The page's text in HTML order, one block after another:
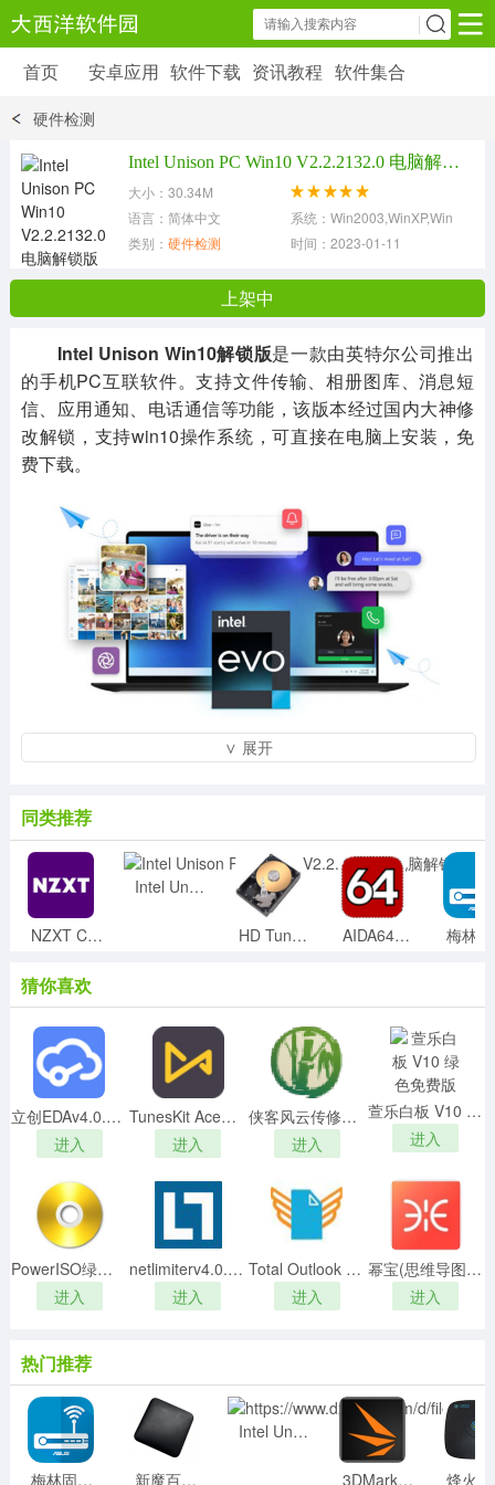
安卓应用 软件下载 资讯教程
6179 款应用
39 款应用
首页 安卓应用 软件下载 资讯教程 软件集合
硬件检测
Intel Unison PC Win10 V2.2.2132.0 电脑解锁版
大小：30.34M
语言：简体中文
系统：
类别： 硬件检测 时间：2023-01-11
上架中
Intel Unison Win10解锁版是一款由英特尔公司推出
的手机PC互联软件。支持文件传输、相册图库、消息短
信、应用通知、电话通信等功能，该版本经过国内大神修
改解锁，支持win10操作系统，可直接在电脑上安装，免
费下载。
如果大家的电脑是最新的Win11，那么可以下载微软商店
版
如果是Win10，那么接着往下看
首先下载上面链接里面的解锁版压缩包，解压后就是
两个文件
首先双击cer后缀的证书文件，选择安装证书，选择安
装到本地计算机
∨ 展开
同类推荐
NZXT CAM(电脑监控软件)v4.0.11中文版
Intel Unison PC Win10 V2.2.2132.0 电脑解锁版
HD Tune Prov5.75 中文版 AIDA64中文破解版(附序列号及使用说明)
猜你喜欢
立创EDAv4.0.5官方免费版
进入
TunesKit AceMovi 2021v4.0.0.58破解版
进入
侠客风云传修改器小幸姐激活码版 V3.3.0 最新免费版
进入
萱乐白板 V10 绿色免费版
进入
PowerISO绿色破解版(附激活码系列号)V7.5
进入
netlimiterv4.0.48.0破解版
进入
Total Outlook Converter Prov5.1.1.407中文绿色破解版
进入
幂宝(思维导图)v3.4官方版
进入
热门推荐
梅林固件科学插件 V384.17 最新免费版 新魔百盒m301h免费刷机包 V202109 全网通用版
Intel Unison PC Win10 V2.2.2132.0 电脑解锁版
3DMark进阶版破解版 V2.23.7455 密钥激活版